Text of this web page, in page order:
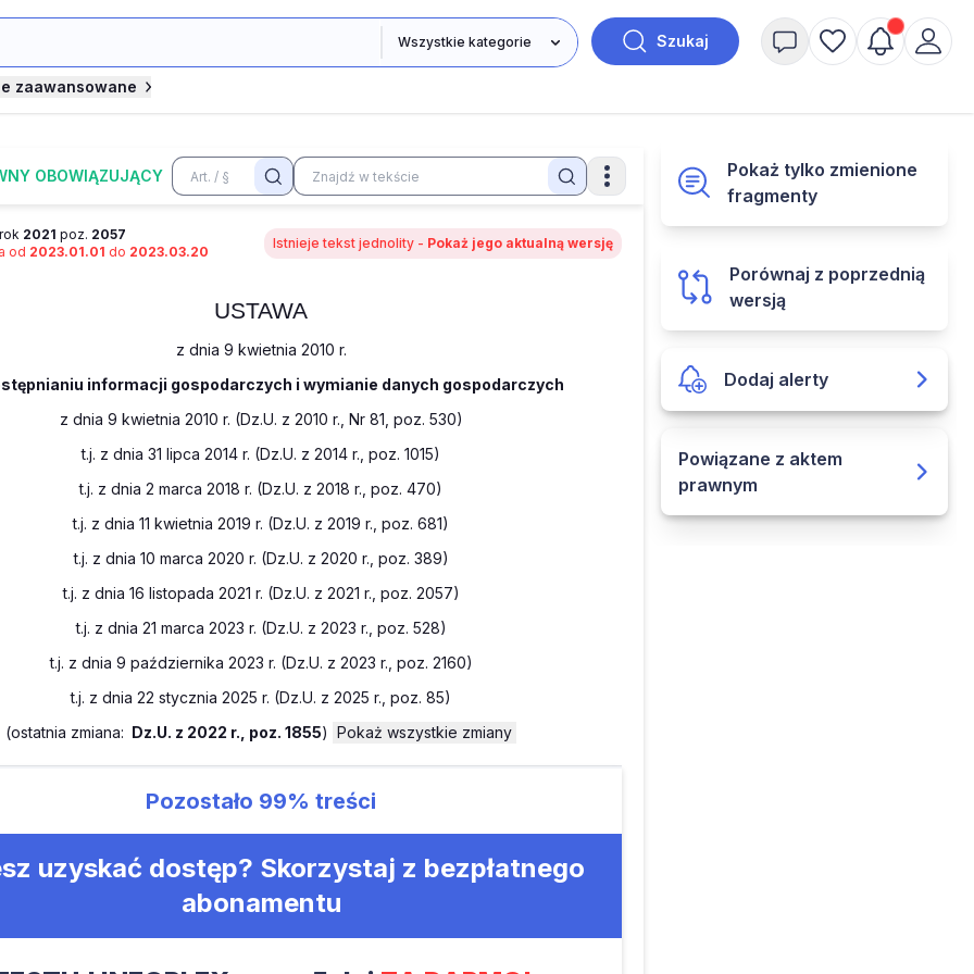
Szukaj
zaawansowane
OBOWIĄZUJĄCY
2021 poz. 2057
od 2023.01.01 do 2023.03.20
Istnieje tekst jednolity - Pokaż jego aktualną wersję
USTAWA
z dnia 9 kwietnia 2010 r.
informacji gospodarczych i wymianie danych gospodarczych
z dnia 9 kwietnia 2010 r. (Dz.U. z 2010 r., Nr 81, poz. 530)
t.j. z dnia 31 lipca 2014 r. (Dz.U. z 2014 r., poz. 1015)
t.j. z dnia 2 marca 2018 r. (Dz.U. z 2018 r., poz. 470)
t.j. z dnia 11 kwietnia 2019 r. (Dz.U. z 2019 r., poz. 681)
t.j. z dnia 10 marca 2020 r. (Dz.U. z 2020 r., poz. 389)
t.j. z dnia 16 listopada 2021 r. (Dz.U. z 2021 r., poz. 2057)
t.j. z dnia 21 marca 2023 r. (Dz.U. z 2023 r., poz. 528)
t.j. z dnia 9 października 2023 r. (Dz.U. z 2023 r., poz. 2160)
t.j. z dnia 22 stycznia 2025 r. (Dz.U. z 2025 r., poz. 85)
(ostatnia zmiana: Dz.U. z 2022 r., poz. 1855) Pokaż wszystkie zmiany
Pozostało 99% treści
uzyskać dostęp? Skorzystaj z bezpłatnego
abonamentu
Pokaż tylko zmienione
fragmenty
Porównaj z poprzednią
wersją
Dodaj alerty
Powiązane z aktem
prawnym